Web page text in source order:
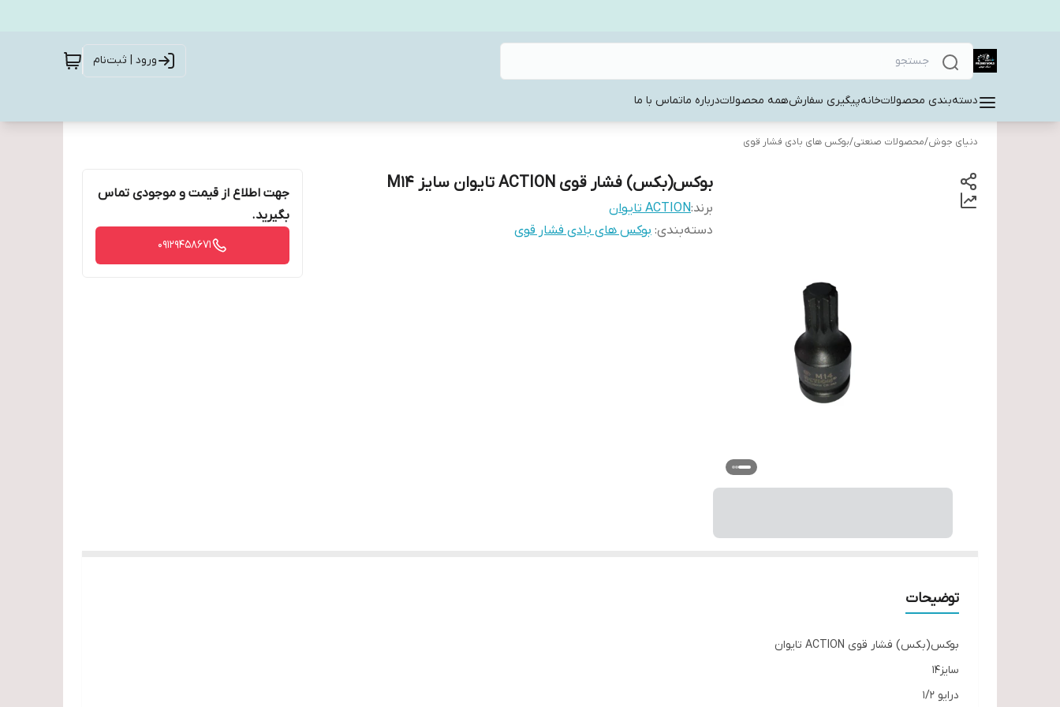
ورود | ثبت‌نام
دسته‌بندی محصولاتخانهپیگیری سفارشهمه محصولاتدرباره ماتماس با ما
دنیای جوش/محصولات صنعتی/بوکس های بادی فشار قوی
بوکس(بکس) فشار قوی ACTION تایوان سایز M14
برند:ACTION تایوان
دسته‌بندی: بوکس های بادی فشار قوی
جهت اطلاع از قیمت و موجودی تماس
بگیرید.
09129458671
توضیحات
بوکس(بکس) فشار قوی ACTION تایوان
سایز14
درایو 1/2